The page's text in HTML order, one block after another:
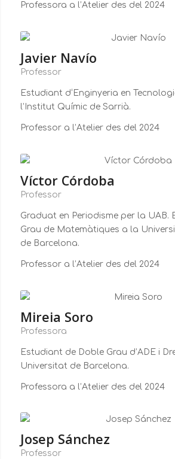
Professora a l’Atelier des del 2024
Javier Navío
Professor
Estudiant d‘Enginyeria en
l’Institut Químic de Sarrià.
Professor a l’Atelier des del 2024
Víctor Córdoba
Professor
Graduat en Periodisme per la UAB.
Grau de Matemàtiques a la
de Barcelona.
Professor a l’Atelier des del 2024
Mireia Soro
Professora
Estudiant de Doble Grau d’ADE i
Universitat de Barcelona.
Professora a l’Atelier des del 2024
Josep Sánchez
Professor